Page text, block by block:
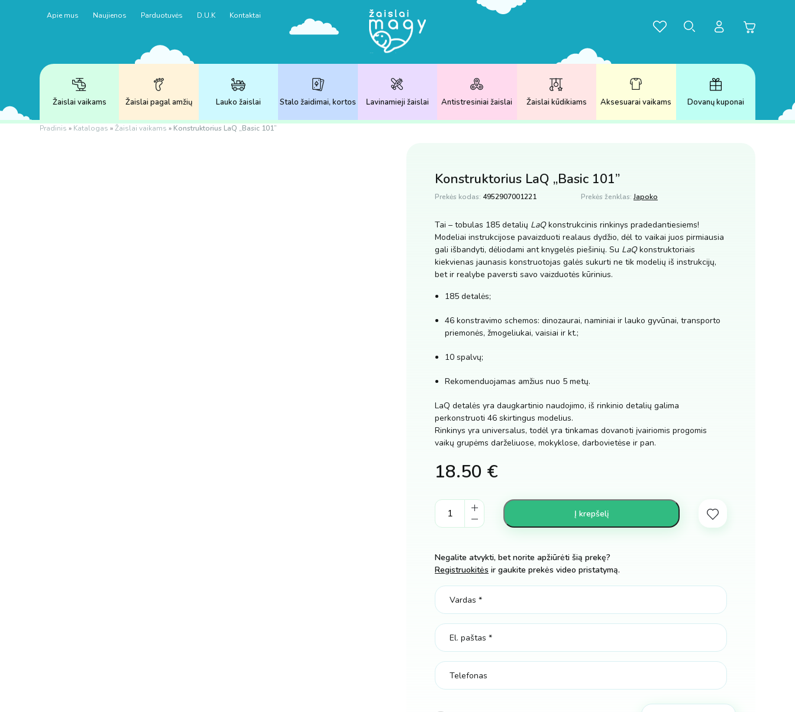
Apie mus Naujienos Parduotuvės D.U.K Kontaktai
Žaislai vaikams Žaislai pagal amžių Lauko žaislai Stalo žaidimai, kortos Lavinamieji žaislai Antistresiniai žaislai Žaislai kūdikiams Aksesuarai vaikams Dovanų kuponai
Pradinis » Katalogas »Žaislai vaikams » Konstruktorius LaQ „Basic 101”
Konstruktorius LaQ „Basic 101”
Prekės kodas: 4952907001221 Prekės ženklas: Japoko
Tai – tobulas 185 detalių LaQkonstrukcinis rinkinys pradedantiesiems!
Modeliai instrukcijose pavaizduoti realaus dydžio, dėl to vaikai juos pirmiausia
gali išbandyti, dėliodami ant knygelės piešinių. Su LaQkonstruktoriais
kiekvienas jaunasis konstruotojas galės sukurti ne tik modelių iš instrukcijų,
bet ir realybe paversti savo vaizduotės kūrinius.
185 detalės;
46 konstravimo schemos: dinozaurai, naminiai ir lauko gyvūnai, transporto
priemonės, žmogeliukai, vaisiai ir kt.;
10 spalvų;
Rekomenduojamas amžius nuo 5 metų.
LaQ detalės yra daugkartinio naudojimo, iš rinkinio detalių galima
perkonstruoti 46 skirtingus modelius.
Rinkinys yra universalus, todėl yra tinkamas dovanoti įvairiomis progomis
vaikų grupėms darželiuose, mokyklose, darbovietėse ir pan.
18.50 €
Konstruktorius
LaQ
kiekis
Į krepšelį
Negalite atvykti, bet norite apžiūrėti šią prekę?
Registruokitės ir gaukite prekės video pristatymą.